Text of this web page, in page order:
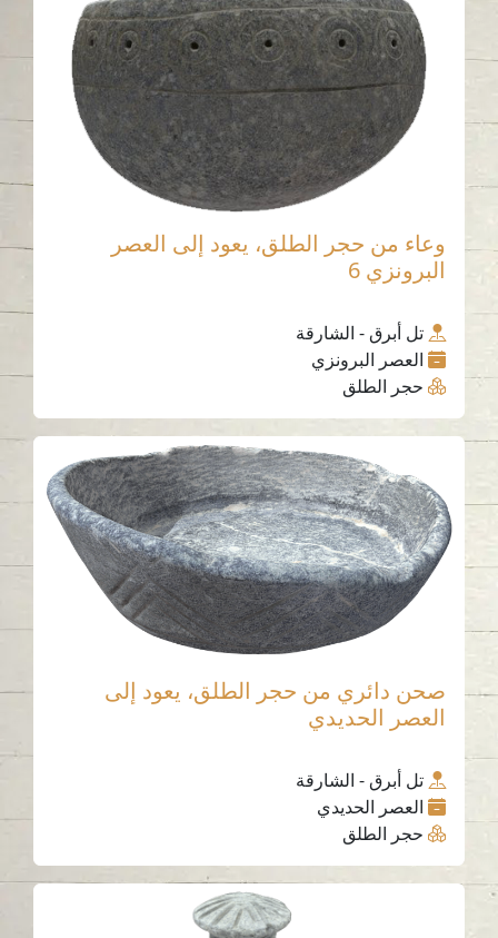
وعاء من حجر الطلق، يعود إلى العصر
البرونزي 6
تل أبرق - الشارقة
العصر البرونزي
حجر الطلق
صحن دائري من حجر الطلق، يعود إلى
العصر الحديدي
تل أبرق - الشارقة
العصر الحديدي
حجر الطلق